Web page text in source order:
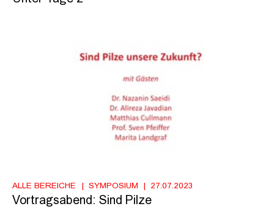
ALLE BEREICHE SYMPOSIUM 27.07.2023
Vortragsabend: Sind Pilze